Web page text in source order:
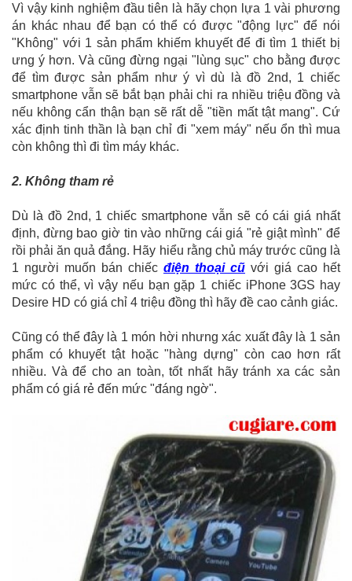
Vì vậy kinh nghiệm đầu tiên là hãy chọn lựa 1 vài phương
án khác nhau để bạn có thể có được "động lực" để nói
"Không" với 1 sản phẩm khiếm khuyết để đi tìm 1 thiết bị
ưng ý hơn. Và cũng đừng ngại "lùng sục" cho bằng được
để tìm được sản phẩm như ý vì dù là đồ 2nd, 1 chiếc
smartphone vẫn sẽ bắt bạn phải chi ra nhiều triệu đồng và
nếu không cẩn thận bạn sẽ rất dễ "tiền mất tật mang". Cứ
xác định tinh thần là bạn chỉ đi "xem máy" nếu ổn thì mua
còn không thì đi tìm máy khác.
2. Không tham rẻ
Dù là đồ 2nd, 1 chiếc smartphone vẫn sẽ có cái giá nhất
định, đừng bao giờ tin vào những cái giá "rẻ giật mình" để
rồi phải ăn quả đắng. Hãy hiểu rằng chủ máy trước cũng là
1 người muốn bán chiếc điện thoại cũ với giá cao hết
mức có thể, vì vậy nếu bạn gặp 1 chiếc iPhone 3GS hay
Desire HD có giá chỉ 4 triệu đồng thì hãy đề cao cảnh giác.
Cũng có thể đây là 1 món hời nhưng xác xuất đây là 1 sản
phẩm có khuyết tật hoặc "hàng dựng" còn cao hơn rất
nhiều. Và để cho an toàn, tốt nhất hãy tránh xa các sản
phẩm có giá rẻ đến mức "đáng ngờ".